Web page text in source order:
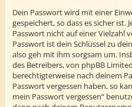
Dein Passwort wird mit einer
gespeichert, so dass es sicher ist.
Passwort nicht auf einer Vielzahl
Passwort ist dein Schlüssel zu
also geh mit ihm sorgsam um.
des Betreibers, von phpBB
berechtigterweise nach deinem
Passwort vergessen haben, so
mein Passwort vergessen“